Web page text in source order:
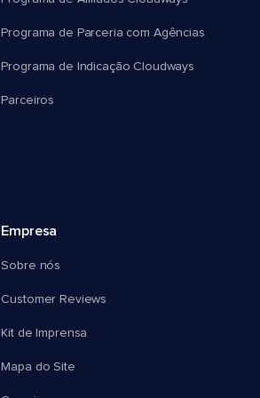
Programa de Parceria com Agências
Programa de Indicação Cloudways
Parceiros
Empresa
Sobre nós
Customer Reviews
Kit de Imprensa
Mapa do Site